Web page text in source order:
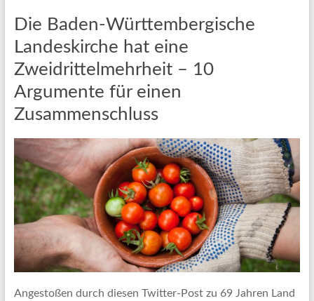
Die Baden-Württembergische
Landeskirche hat eine
Zweidrittelmehrheit – 10
Argumente für einen
Zusammenschluss
Angestoßen durch diesen Twitter-Post zu 69 Jahren Land